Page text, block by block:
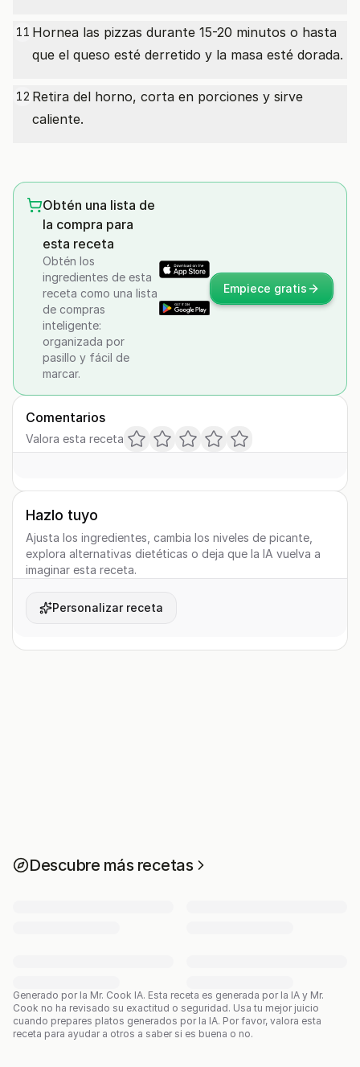
11 Hornea las pizzas durante 15-20 minutos o hasta
que el queso esté derretido y la masa esté dorada.
12 Retira del horno, corta en porciones y sirve
caliente.
Obtén una lista de
la compra para
esta receta
Obtén los
ingredientes de esta
receta como una lista
de compras
inteligente:
organizada por
pasillo y fácil de
marcar.
Empiece gratis
Comentarios
Valora esta receta
Hazlo tuyo
Ajusta los ingredientes, cambia los niveles de picante,
explora alternativas dietéticas o deja que la IA vuelva a
imaginar esta receta.
Personalizar receta
Descubre más recetas
Generado por la Mr. Cook IA. Esta receta es generada por la IA y Mr.
Cook no ha revisado su exactitud o seguridad. Usa tu mejor juicio
cuando prepares platos generados por la IA. Por favor, valora esta
receta para ayudar a otros a saber si es buena o no.